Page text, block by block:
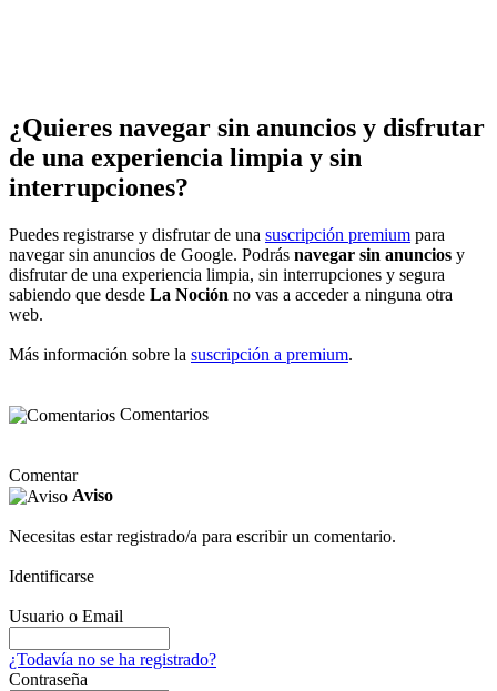
¿Quieres navegar sin anuncios y disfrutar
de una experiencia limpia y sin
interrupciones?
Puedes registrarse y disfrutar de una suscripción premium para
navegar sin anuncios de Google. Podrás navegar sin anuncios y
disfrutar de una experiencia limpia, sin interrupciones y segura
sabiendo que desde La Noción no vas a acceder a ninguna otra
web.
Más información sobre la suscripción a premium.
Comentarios
Comentar
Aviso
Necesitas estar registrado/a para escribir un comentario.
Identificarse
Usuario o Email
¿Todavía no se ha registrado?
Contraseña